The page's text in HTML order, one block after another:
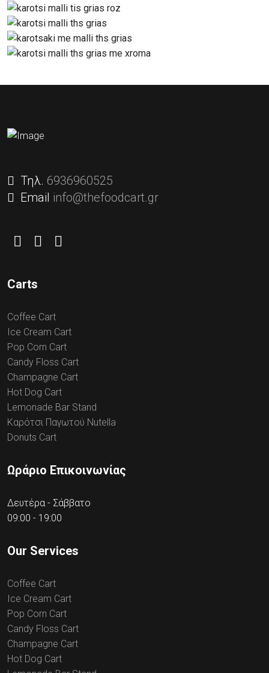
Τηλ. 6936960525
Email info@thefoodcart.gr
Carts
Coffee Cart
Ice Cream Cart
Pop Corn Cart
Candy Floss Cart
Champagne Cart
Hot Dog Cart
Lemonade Bar Stand
Καρότσι Παγωτού Nutella
Donuts Cart
Ωράριο Επικοινωνίας
Δευτέρα - Σάββατο
09:00 - 19:00
Our Services
Coffee Cart
Ice Cream Cart
Pop Corn Cart
Candy Floss Cart
Champagne Cart
Hot Dog Cart